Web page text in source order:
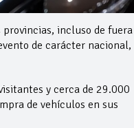
incluso de fuera
de carácter nacional,
y cerca de 29.000
de vehículos en sus